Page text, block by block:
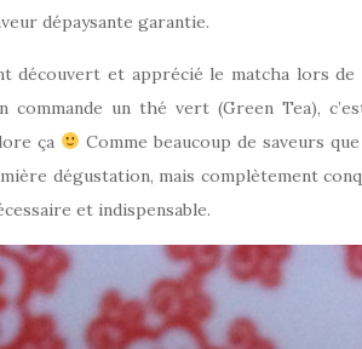
dépaysante garantie.
découvert et apprécié le matcha lors
commande un thé vert (Green Tea),
ça
Comme beaucoup de saveurs
dégustation, mais complètement
et indispensable.